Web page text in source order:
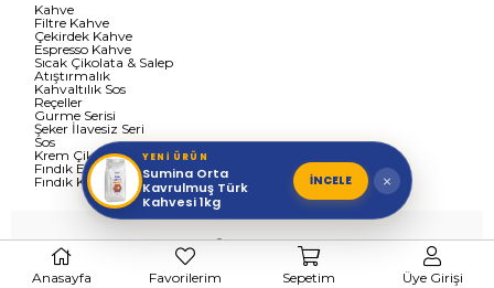
Kahve
Filtre Kahve
Çekirdek Kahve
Espresso Kahve
Sıcak Çikolata & Salep
Atıştırmalık
Kahvaltılık Sos
Reçeller
Gurme Serisi
Şeker İlavesiz Seri
Sos
Krem Çikolata Ezmeler
Fındık Ezmesi
Fındık Kreması
YENİ ÜRÜN
Sumina Orta
Kavrulmuş Türk
Kahvesi 1kg
İNCELE ×
Anasayfa Favorilerim Sepetim Üye Girişi